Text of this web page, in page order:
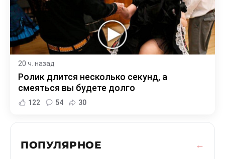
20 ч. назад
Ролик длится несколько секунд, а
смеяться вы будете долго
122 54 30
ПОПУЛЯРНОЕ